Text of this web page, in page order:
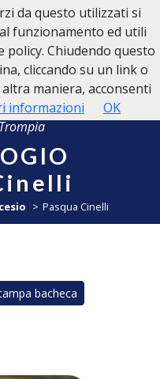
Pasqua Cinelli
bacheca
da questo utilizzati si
funzionamento ed utili
Chiudendo questo
cliccando su un link o
maniera, acconsenti
informazioni OK